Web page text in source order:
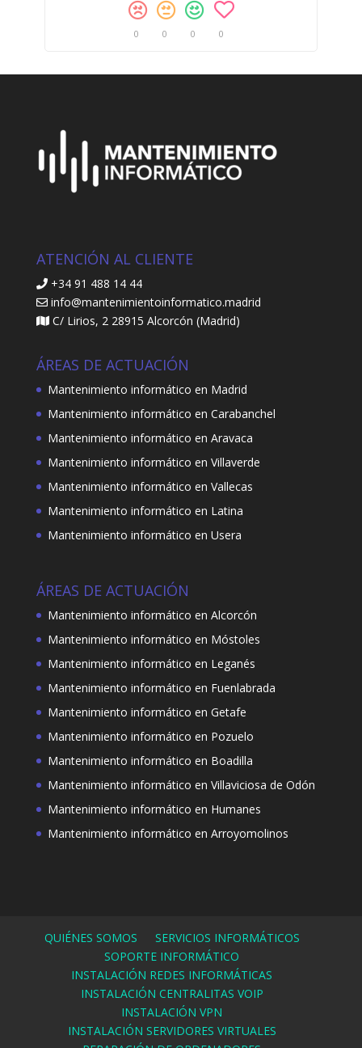
0 0 0 0
ATENCIÓN AL CLIENTE
+34 91 488 14 44
info@mantenimientoinformatico.madrid
C/ Lirios, 2 28915 Alcorcón (Madrid)
ÁREAS DE ACTUACIÓN
Mantenimiento informático en Madrid
Mantenimiento informático en Carabanchel
Mantenimiento informático en Aravaca
Mantenimiento informático en Villaverde
Mantenimiento informático en Vallecas
Mantenimiento informático en Latina
Mantenimiento informático en Usera
ÁREAS DE ACTUACIÓN
Mantenimiento informático en Alcorcón
Mantenimiento informático en Móstoles
Mantenimiento informático en Leganés
Mantenimiento informático en Fuenlabrada
Mantenimiento informático en Getafe
Mantenimiento informático en Pozuelo
Mantenimiento informático en Boadilla
Mantenimiento informático en Villaviciosa de Odón
Mantenimiento informático en Humanes
Mantenimiento informático en Arroyomolinos
QUIÉNES SOMOS
SERVICIOS INFORMÁTICOS
SOPORTE INFORMÁTICO
INSTALACIÓN REDES INFORMÁTICAS
INSTALACIÓN CENTRALITAS VOIP
INSTALACIÓN VPN
INSTALACIÓN SERVIDORES VIRTUALES